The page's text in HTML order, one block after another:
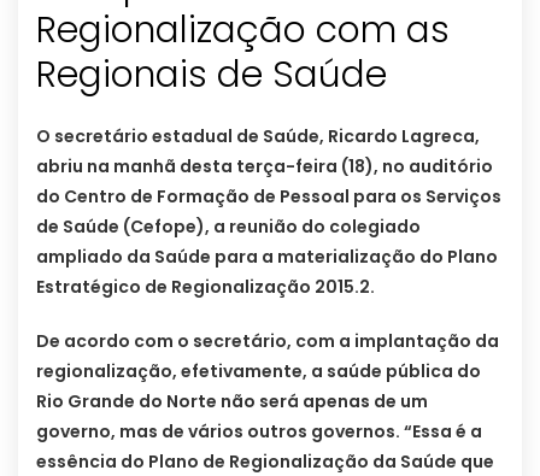
Regionalização com as
Regionais de Saúde
O secretário estadual de Saúde, Ricardo Lagreca,
abriu na manhã desta terça-feira (18), no auditório
do Centro de Formação de Pessoal para os Serviços
de Saúde (Cefope), a reunião do colegiado
ampliado da Saúde para a materialização do Plano
Estratégico de Regionalização 2015.2.
De acordo com o secretário, com a implantação da
regionalização, efetivamente, a saúde pública do
Rio Grande do Norte não será apenas de um
governo, mas de vários outros governos. “Essa é a
essência do Plano de Regionalização da Saúde que